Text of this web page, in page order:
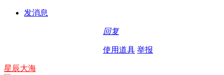
发消息
回复
使用道具 举报
星辰大海